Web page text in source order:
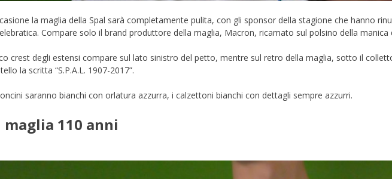
la maglia della Spal sarà completamente pulita, con gli sponsor della stagione che hanno
Compare solo il brand produttore della maglia, Macron, ricamato sul polsino della manica
crest degli estensi compare sul lato sinistro del petto, mentre sul retro della maglia, sotto il
la scritta “S.P.A.L. 1907-2017”.
saranno bianchi con orlatura azzurra, i calzettoni bianchi con dettagli sempre azzurri.
maglia 110 anni